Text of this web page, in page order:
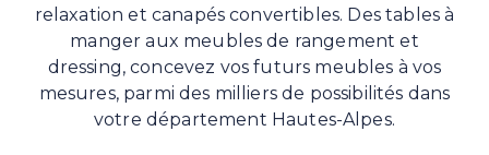
relaxation et canapés convertibles. Des tables à
manger aux meubles de rangement et
dressing, concevez vos futurs meubles à vos
mesures, parmi des milliers de possibilités dans
votre département Hautes-Alpes.